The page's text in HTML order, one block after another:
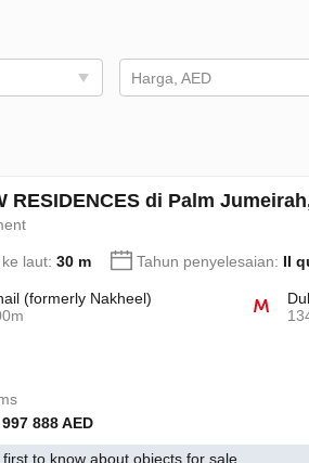
Harga, AED
RESIDENCES di Palm
laut: 30 m Tahun penyelesaian: II
(formerly Nakheel)
888 AED
to know about objects for sale